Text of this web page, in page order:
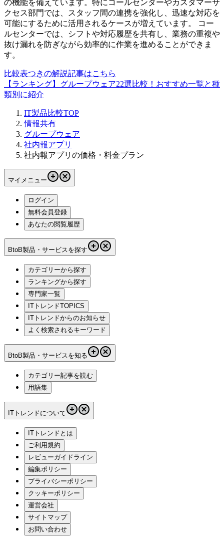
の機能を備えています。特にコールセンターやカスタマーサ
クセス部門では、スタッフ間の連携を強化し、迅速な対応を
可能にするために活用されるケースが増えています。 コー
ルセンターでは、シフトや対応履歴を共有し、業務の重複や
抜け漏れを防ぎながら効率的に作業を進めることができま
す。
比較表つきの解説記事はこちら
【ランキング】グループウェア22選比較！おすすめ一覧と種
類別に紹介
IT製品比較TOP
情報共有
グループウェア
社内報アプリ
社内報アプリの価格・料金プラン
マイメニュー
ログイン
無料会員登録
あなたの閲覧履歴
BtoB製品・サービスを探す
カテゴリーから探す
ランキングから探す
専門家一覧
ITトレンドTOPICS
ITトレンドからのお知らせ
よく検索されるキーワード
BtoB製品・サービスを知る
カテゴリー記事を読む
用語集
ITトレンドについて
ITトレンドとは
ご利用規約
レビューガイドライン
編集ポリシー
プライバシーポリシー
クッキーポリシー
運営会社
サイトマップ
お問い合わせ